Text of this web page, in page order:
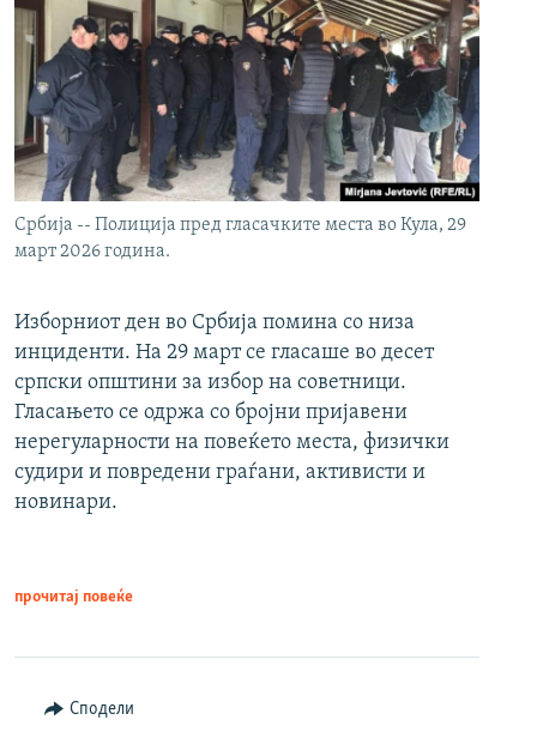
Србија -- Полиција пред гласачките места во Кула, 29
март 2026 година.
Изборниот ден во Србија помина со низа
инциденти. На 29 март се гласаше во десет
српски општини за избор на советници.
Гласањето се одржа со бројни пријавени
нерегуларности на повеќето места, физички
судири и повредени граѓани, активисти и
новинари.
прочитај повеќе
Сподели